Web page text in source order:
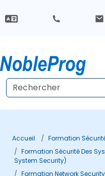
Accueil
Formation
Formation Sécurité Des
System Security)
Formation Network Security